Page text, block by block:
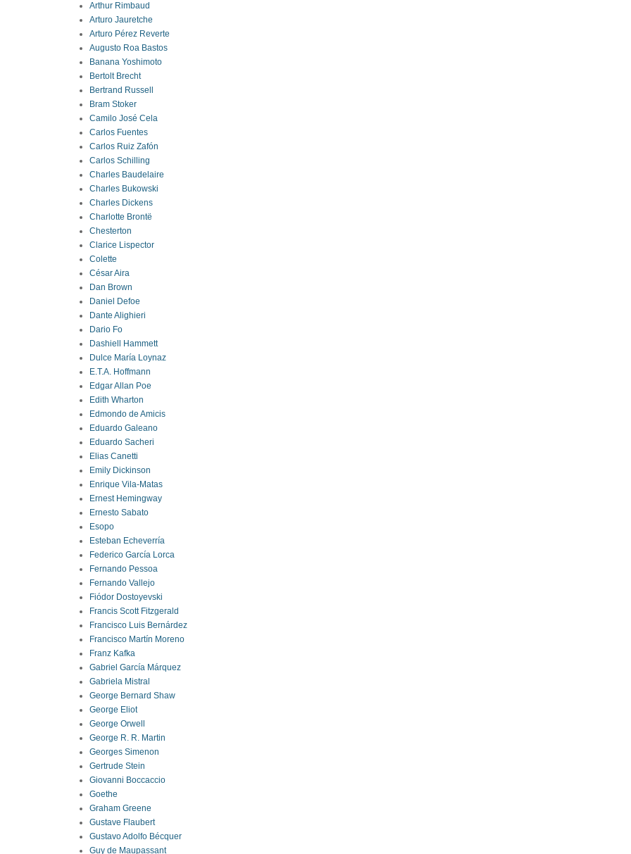
Arthur Rimbaud
Arturo Jauretche
Arturo Pérez Reverte
Augusto Roa Bastos
Banana Yoshimoto
Bertolt Brecht
Bertrand Russell
Bram Stoker
Camilo José Cela
Carlos Fuentes
Carlos Ruiz Zafón
Carlos Schilling
Charles Baudelaire
Charles Bukowski
Charles Dickens
Charlotte Brontë
Chesterton
Clarice Lispector
Colette
César Aira
Dan Brown
Daniel Defoe
Dante Alighieri
Dario Fo
Dashiell Hammett
Dulce María Loynaz
E.T.A. Hoffmann
Edgar Allan Poe
Edith Wharton
Edmondo de Amicis
Eduardo Galeano
Eduardo Sacheri
Elias Canetti
Emily Dickinson
Enrique Vila-Matas
Ernest Hemingway
Ernesto Sabato
Esopo
Esteban Echeverría
Federico García Lorca
Fernando Pessoa
Fernando Vallejo
Fiódor Dostoyevski
Francis Scott Fitzgerald
Francisco Luis Bernárdez
Francisco Martín Moreno
Franz Kafka
Gabriel García Márquez
Gabriela Mistral
George Bernard Shaw
George Eliot
George Orwell
George R. R. Martin
Georges Simenon
Gertrude Stein
Giovanni Boccaccio
Goethe
Graham Greene
Gustave Flaubert
Gustavo Adolfo Bécquer
Guy de Maupassant